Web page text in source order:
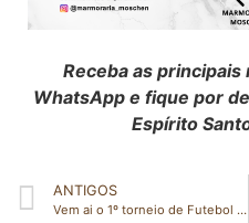
Receba as
WhatsApp e fique por
Espírito
ANTIGOS
Vem ai o 1º torneio de Futebol Feminino Amador “Meninas da Vila”